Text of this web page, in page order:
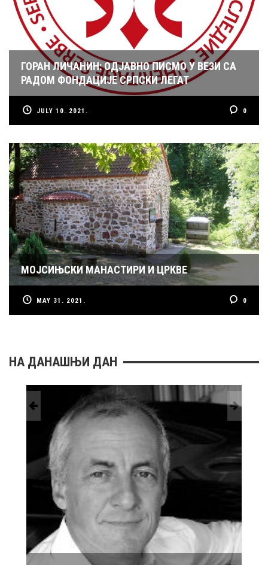
ГОРАН ЛИЧАНИН: ОДЈАВНО ПИСМО У ВЕЗИ СА
РАДОМ ФОНДАЦИЈЕ СРПСКИ ЛЕГАТ
JULY 10. 2021. 0
МОЈСИЊСКИ МАНАСТИРИ И ЦРКВЕ
MAY 31. 2021. 0
НА ДАНАШЊИ ДАН